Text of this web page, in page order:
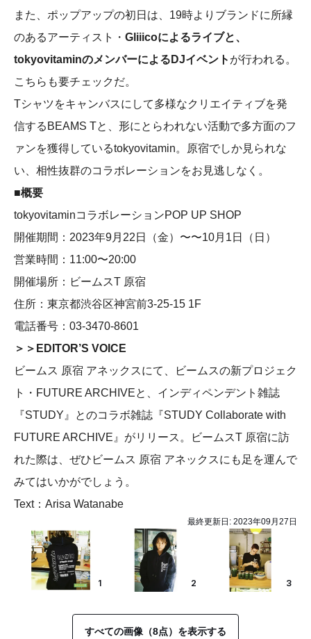
また、ポップアップの初日は、19時よりブランドに所縁
のあるアーティスト・ Gliiicoによるライブと、
tokyovitaminのメンバーによるDJ​​イベント が行われる。
こちらも要チェックだ。
Tシャツをキャンバスにして多様なクリエイティブを発
信するBEAMS Tと、形にとらわれない活動で多方面のフ
ァンを獲得しているtokyovitamin。原宿でしか見られな
い、相性抜群のコラボレーションをお見逃しなく。
■概要
tokyovitaminコラボレーションPOP UP SHOP
開催期間：2023年9月22日（金）〜〜10月1日（日）
営業時間：11:00〜20:00
開催場所：ビームスT 原宿
住所：東京都渋谷区神宮前3-25-15 1F
電話番号：03-3470-8601
＞＞EDITOR’S VOICE
ビームス 原宿 アネックスにて、ビームスの新プロジェク
ト・FUTURE ARCHIVEと、インディペンデント雑誌
『STUDY』とのコラボ雑誌『STUDY Collaborate with
FUTURE ARCHIVE』がリリース。ビームスT 原宿に訪
れた際は、ぜひビームス 原宿 アネックスにも足を運んで
みてはいかがでしょう。
Text：Arisa Watanabe
最終更新日: 2023年09月27日
1 2 3
すべての画像（8点）を表示する